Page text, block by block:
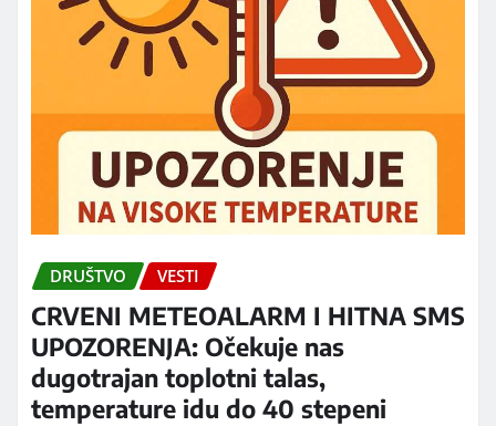
DRUŠTVO VESTI
CRVENI METEOALARM I HITNA SMS
UPOZORENJA: Očekuje nas
dugotrajan toplotni talas,
temperature idu do 40 stepeni